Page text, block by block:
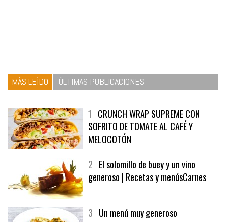
MÁS LEÍDO ÚLTIMAS PUBLICACIONES
1 CRUNCH WRAP SUPREME CON
SOFRITO DE TOMATE AL CAFÉ Y
MELOCOTÓN
2 El solomillo de buey y un vino
generoso | Recetas y menúsCarnes
3 Un menú muy generoso